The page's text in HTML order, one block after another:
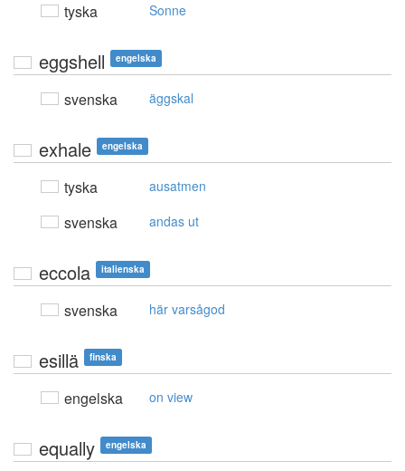
tyska Sonne
eggshell engelska
svenska äggskal
exhale engelska
tyska ausatmen
svenska andas ut
eccola italienska
svenska här varsågod
esillä finska
engelska on view
equally engelska